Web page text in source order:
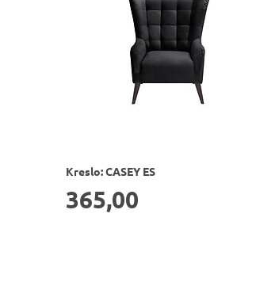
Kreslo: CASEY ES
365,00